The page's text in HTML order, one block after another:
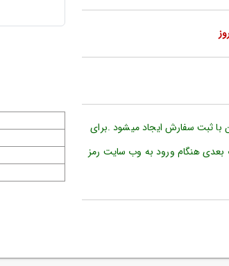
با ثبت سفارش ایجاد میشود .برای
بعدی هنگام ورود به وب سایت رمز